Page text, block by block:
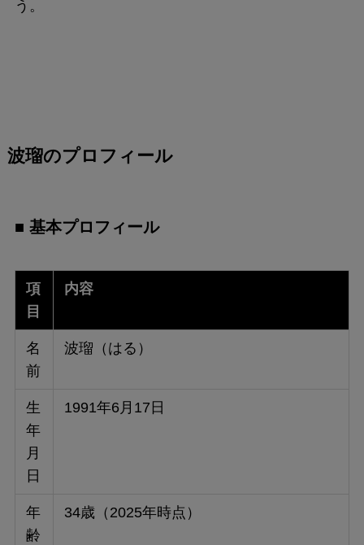
う。
波瑠のプロフィール
■ 基本プロフィール
項
目
内容
名
前
波瑠（はる）
生
年
月
日
1991年6月17日
年
齢
34歳（2025年時点）